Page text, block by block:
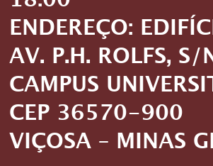
ENDEREÇO:
AV. P.H. ROLFS, S/
CAMPUS
CEP 36570-900
VIÇOSA – MINAS